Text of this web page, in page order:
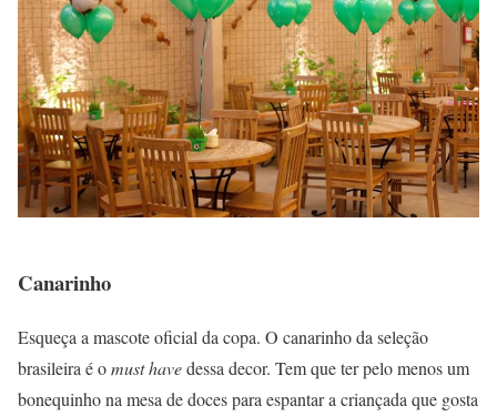
Canarinho
Esqueça a mascote oficial da copa. O canarinho da seleção
brasileira é omust havedessa decor. Tem que ter pelo menos um
bonequinho na mesa de doces para espantar a criançada que gosta